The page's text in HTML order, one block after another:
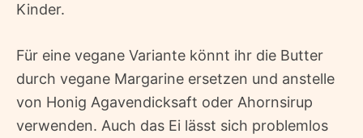
Kinder.
Für eine vegane Variante könnt ihr die Butter
durch vegane Margarine ersetzen und anstelle
von Honig Agavendicksaft oder Ahornsirup
verwenden. Auch das Ei lässt sich problemlos